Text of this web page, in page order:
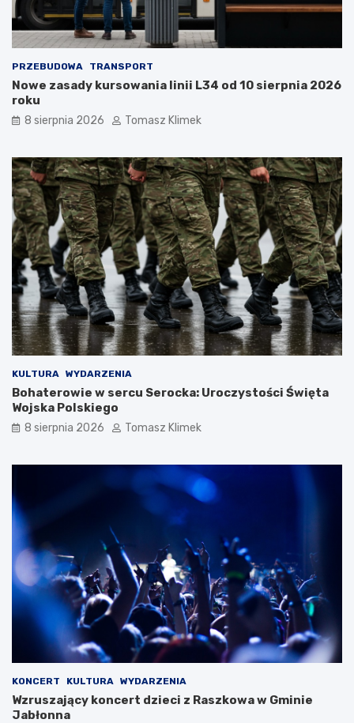
PRZEBUDOWA TRANSPORT
Nowe zasady kursowania linii L34 od 10 sierpnia 2026
roku
8 sierpnia 2026 Tomasz Klimek
KULTURA WYDARZENIA
Bohaterowie w sercu Serocka: Uroczystości Święta
Wojska Polskiego
8 sierpnia 2026 Tomasz Klimek
KONCERT KULTURA WYDARZENIA
Wzruszający koncert dzieci z Raszkowa w Gminie
Jabłonna